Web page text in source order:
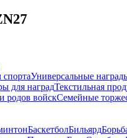
Универсальные
для наградТекстильная
родов войскСемейные
БаскетболБильярд